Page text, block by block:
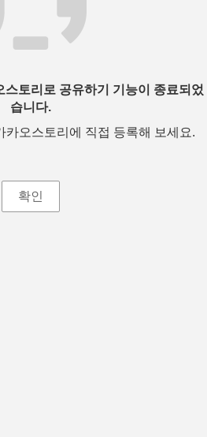
토리로 공유하기 기능이 종료되었
습니다.
카오스토리에 직접 등록해 보세요.
확인